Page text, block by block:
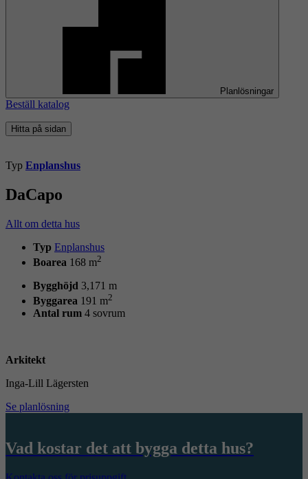
Planlösningar
Beställ katalog
Hitta på sidan
Typ Enplanshus
DaCapo
Allt om detta hus
Typ Enplanshus
Boarea 168 m2
Bygghöjd 3,171 m
Byggarea 191 m2
Antal rum 4 sovrum
Arkitekt
Inga-Lill Lägersten
Se planlösning
Vad kostar det att bygga detta hus?